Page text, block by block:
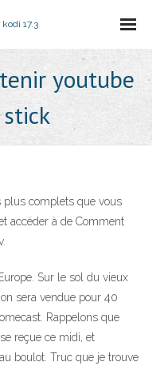
17.3
youtube
plus complets que vous
accéder à de Comment
Sur le sol du vieux
sera vendue pour 40
Rappelons que
reçue ce midi, et
boulot. Truc que je trouve